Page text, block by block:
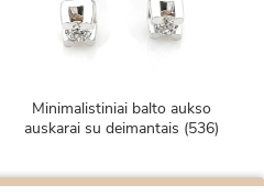
Minimalistiniai balto aukso
auskarai su deimantais (536)